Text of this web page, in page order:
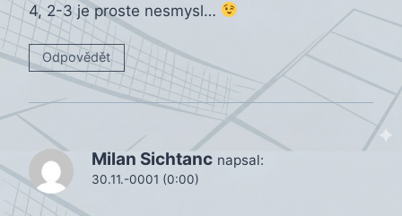
4, 2-3 je proste nesmysl…
Odpovědět
Milan Sichtanc napsal:
30.11.-0001 (0:00)